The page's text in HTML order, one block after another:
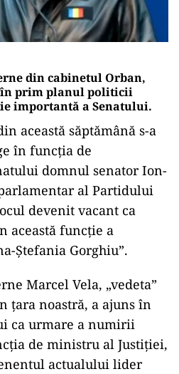
din cabinetul Orban,
în prim planul politicii
importantă a Senatului.
această săptămână s-a
în funcția de
domnul senator Ion-
al Partidului
devenit vacant ca
această funcție a
Ștefania Gorghiu”.
Marcel Vela, „vedeta”
țara noastră, a ajuns în
ca urmare a numirii
de ministru al Justiției,
actualului lider